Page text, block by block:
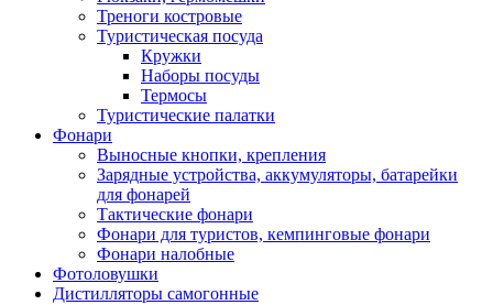
Треноги костровые
Туристическая посуда
Кружки
Наборы посуды
Термосы
Туристические палатки
Фонари
Выносные кнопки, крепления
Зарядные устройства, аккумуляторы, батарейки
для фонарей
Тактические фонари
Фонари для туристов, кемпинговые фонари
Фонари налобные
Фотоловушки
Дистилляторы самогонные